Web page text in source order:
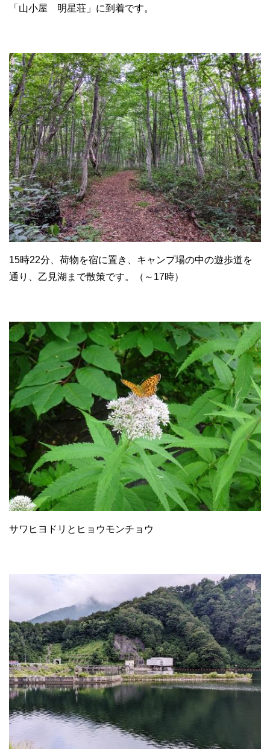
「山小屋 明星荘」に到着です。
15時22分、荷物を宿に置き、キャンプ場の中の遊歩道を
通り、乙見湖まで散策です。（～17時）
サワヒヨドリとヒョウモンチョウ